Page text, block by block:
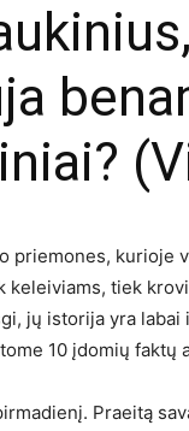
priemones, kurioje
tiek
jų istorija yra labai
10 įdomių faktų
Praeitą